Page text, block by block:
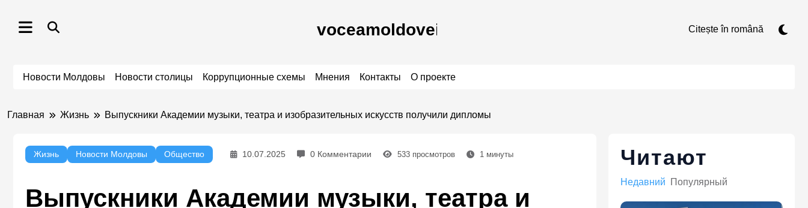
содержимому
Citește în română
Новости Молдовы Новости столицы Коррупционные схемы Мнения Контакты О проекте
Главная Жизнь Выпускники Академии музыки, театра и изобразительных искусств получили дипломы
Жизнь Новости Молдовы Общество 10.07.2025 0 Комментарии 533 просмотров 1 минуты
Выпускники Академии музыки, театра и
Читают
Недавний Популярный